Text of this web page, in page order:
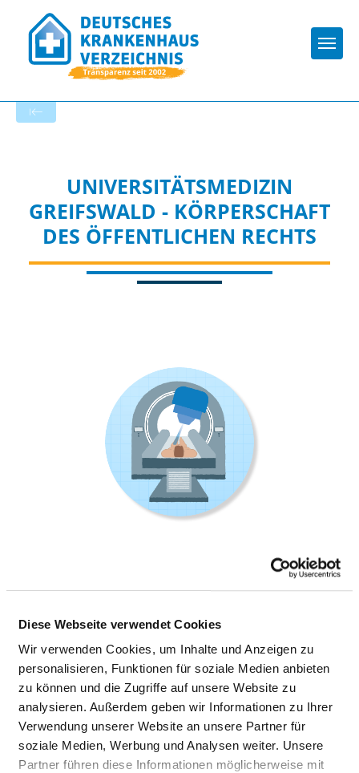
Diese Webseite verwendet Cookies
Wir verwenden Cookies, um Inhalte und Anzeigen zu
personalisieren, Funktionen für soziale Medien anbieten
zu können und die Zugriffe auf unsere Website zu
analysieren. Außerdem geben wir Informationen zu Ihrer
Verwendung unserer Website an unsere Partner für
soziale Medien, Werbung und Analysen weiter. Unsere
Partner führen diese Informationen möglicherweise mit
UNIVERSITÄTSMEDIZIN
GREIFSWALD - KÖRPERSCHAFT
DES ÖFFENTLICHEN RECHTS
KLINIK UND POLIKLINIK FÜR
Ferdinand-Sauerbruch-Straße _
17475 Greifswald
Tel.:03834-86-6980
Mail:ed.dlawsfierg-inu@nizidemraelkun
Anfahrt